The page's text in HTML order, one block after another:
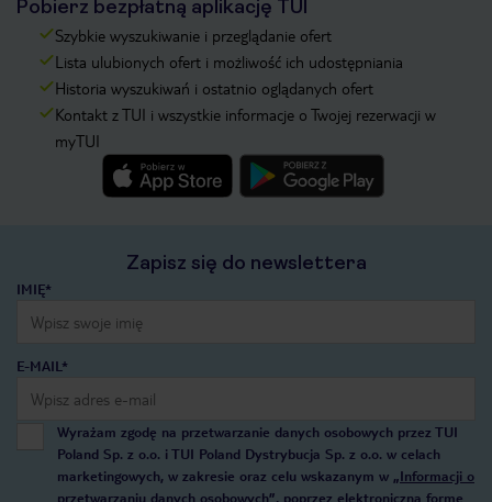
Pobierz bezpłatną aplikację TUI
Szybkie wyszukiwanie i przeglądanie ofert
Lista ulubionych ofert i możliwość ich udostępniania
Historia wyszukiwań i ostatnio oglądanych ofert
Kontakt z TUI i wszystkie informacje o Twojej rezerwacji w
myTUI
Zapisz się do newslettera
IMIĘ*
E-MAIL*
Wyrażam zgodę na przetwarzanie danych osobowych przez TUI
Poland Sp. z o.o. i TUI Poland Dystrybucja Sp. z o.o. w celach
marketingowych, w zakresie oraz celu wskazanym w „Informacji o
przetwarzaniu danych osobowych”, poprzez elektroniczną formę